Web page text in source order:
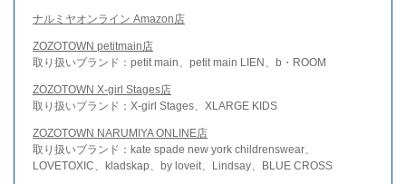
ナルミヤオンライン Amazon店
ZOZOTOWN petitmain店
取り扱いブランド：petit main、petit main LIEN、b・ROOM
ZOZOTOWN X-girl Stages店
取り扱いブランド：X-girl Stages、XLARGE KIDS
ZOZOTOWN NARUMIYA ONLINE店
取り扱いブランド：kate spade new york childrenswear、
LOVETOXIC、kladskap、by loveit、Lindsay、BLUE CROSS